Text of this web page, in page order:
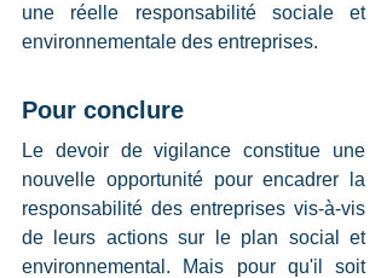
une réelle responsabilité sociale et
environnementale des entreprises.
Pour conclure
Le devoir de vigilance constitue une
nouvelle opportunité pour encadrer la
responsabilité des entreprises vis-à-vis
de leurs actions sur le plan social et
environnemental. Mais pour qu'il soit